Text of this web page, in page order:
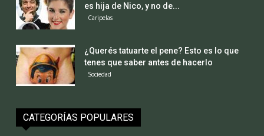
es hija de Nico, y no de...
Caripelas
¿Querés tatuarte el pene? Esto es lo que
tenes que saber antes de hacerlo
Sociedad
CATEGORÍAS POPULARES